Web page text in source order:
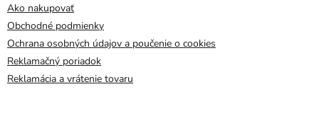
Ako nakupovať
Obchodné podmienky
Ochrana osobných údajov a poučenie o cookies
Reklamačný poriadok
Reklamácia a vrátenie tovaru